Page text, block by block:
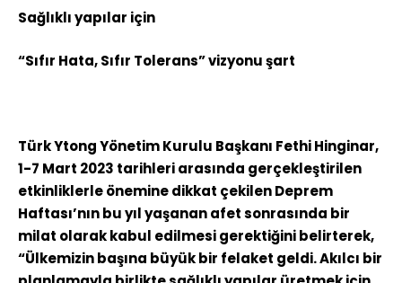
Sağlıklı yapılar için
“Sıfır Hata, Sıfır Tolerans” vizyonu şart
Türk Ytong Yönetim Kurulu Başkanı Fethi Hinginar,
1-7 Mart 2023 tarihleri arasında gerçekleştirilen
etkinliklerle önemine dikkat çekilen Deprem
Haftası’nın bu yıl yaşanan afet sonrasında bir
milat olarak kabul edilmesi gerektiğini belirterek,
“Ülkemizin başına büyük bir felaket geldi. Akılcı bir